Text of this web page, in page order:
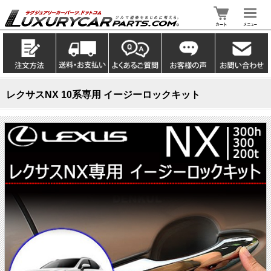
レクサスNX 10系専用 イージーロックキット